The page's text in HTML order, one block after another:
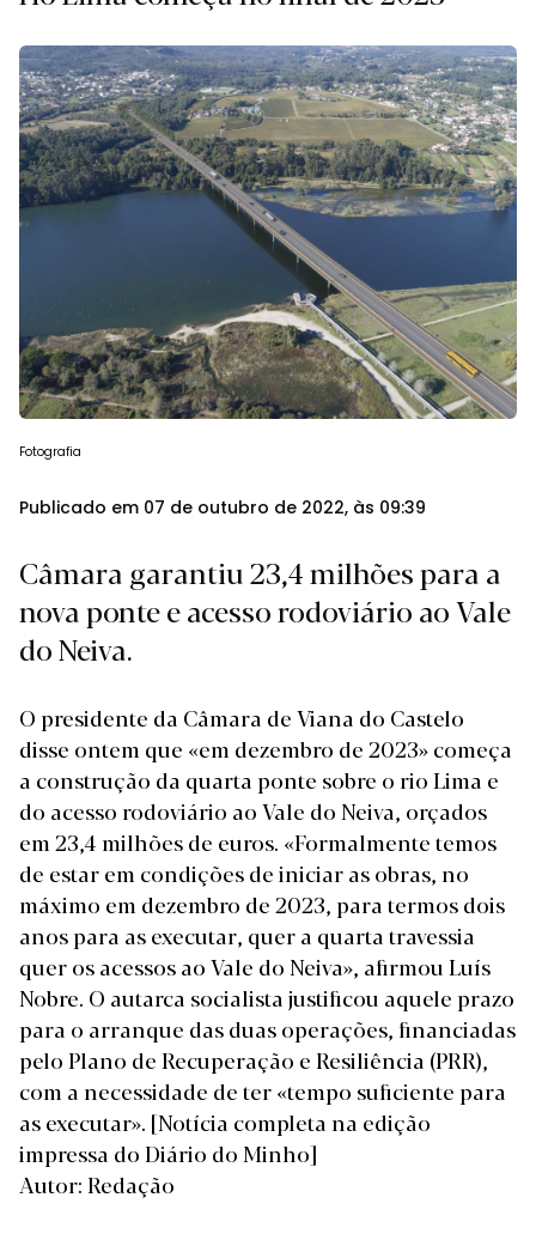
Fotografia
Publicado em 07 de outubro de 2022, às 09:39
Câmara garantiu 23,4 milhões para a
nova ponte e acesso rodoviário ao Vale
do Neiva.
O presidente da Câmara de Viana do Castelo
disse ontem que «em dezembro de 2023» começa
a construção da quarta ponte sobre o rio Lima e
do acesso rodoviário ao Vale do Neiva, orçados
em 23,4 milhões de euros. «Formalmente temos
de estar em condições de iniciar as obras, no
máximo em dezembro de 2023, para termos dois
anos para as executar, quer a quarta travessia
quer os acessos ao Vale do Neiva», afirmou Luís
Nobre. O autarca socialista justificou aquele prazo
para o arranque das duas operações, financiadas
pelo Plano de Recuperação e Resiliência (PRR),
com a necessidade de ter «tempo suficiente para
as executar». [Notícia completa na edição
impressa do Diário do Minho]
Autor: Redação